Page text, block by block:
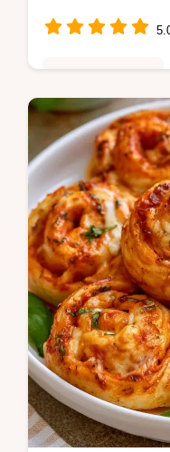
Für Party-
Pizzabrötchen
diese Technik
stabil bleibt und